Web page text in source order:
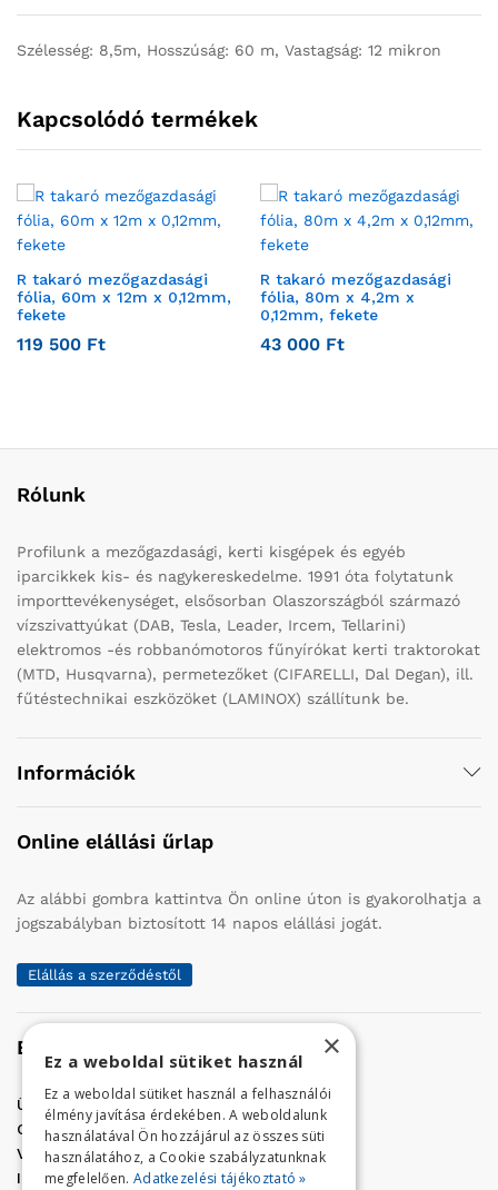
Szélesség: 8,5m, Hosszúság: 60 m, Vastagság: 12 mikron
Kapcsolódó termékek
R takaró mezőgazdasági
fólia, 60m x 12m x 0,12mm,
fekete
119 500 Ft
R takaró mezőgazdasági
fólia, 80m x 4,2m x
0,12mm, fekete
43 000 Ft
Rólunk
Profilunk a mezőgazdasági, kerti kisgépek és egyéb
iparcikkek kis- és nagykereskedelme. 1991 óta folytatunk
importtevékenységet, elsősorban Olaszországból származó
vízszivattyúkat (DAB, Tesla, Leader, Ircem, Tellarini)
elektromos -és robbanómotoros fűnyírókat kerti traktorokat
(MTD, Husqvarna), permetezőket (CIFARELLI, Dal Degan), ill.
fűtéstechnikai eszközöket (LAMINOX) szállítunk be.
Információk
Online elállási űrlap
Az alábbi gombra kattintva Ön online úton is gyakorolhatja a
jogszabályban biztosított 14 napos elállási jogát.
Elállás a szerződéstől
Elérhetőség
Üzletünk címe:Szolnok, Vércse út 17.
Golf Center Áruház:06 (56) 423-324
VÁR-Kert Áruház: 06 (56) 429-771
Iroda:06 (56) 421-857
×
Ez a weboldal sütiket használ
Ez a weboldal sütiket használ a felhasználói
élmény javítása érdekében. A weboldalunk
használatával Ön hozzájárul az összes süti
használatához, a Cookie szabályzatunknak
megfelelően. Adatkezelési tájékoztató »